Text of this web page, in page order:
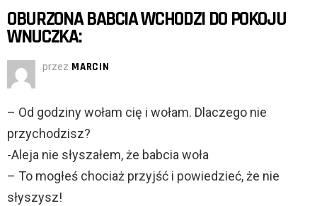
OBURZONA BABCIA WCHODZI DO POKOJU
WNUCZKA:
przez MARCIN
– Od godziny wołam cię i wołam. Dlaczego nie
przychodzisz?
-Aleja nie słyszałem, że babcia woła
– To mogłeś chociaż przyjść i powiedzieć, że nie
słyszysz!